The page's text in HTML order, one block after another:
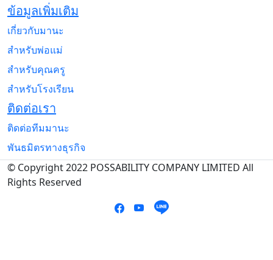
ข้อมูลเพิ่มเติม
เกี่ยวกับมานะ
สำหรับพ่อแม่
สำหรับคุณครู
สำหรับโรงเรียน
ติดต่อเรา
ติดต่อทีมมานะ
พันธมิตรทางธุรกิจ
© Copyright 2022 POSSABILITY COMPANY LIMITED All
Rights Reserved